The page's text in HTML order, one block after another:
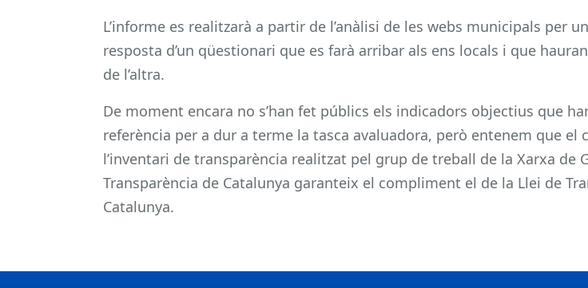
L’informe es realitzarà a partir de l’anàlisi de les webs municipals per
resposta d’un qüestionari que es farà arribar als ens locals i que
de l’altra.
De moment encara no s’han fet públics els indicadors objectius que
referència per a dur a terme la tasca avaluadora, però entenem que el
l’inventari de transparència realitzat pel grup de treball de la Xarxa de
Transparència de Catalunya garanteix el compliment el de la Llei de
Catalunya.